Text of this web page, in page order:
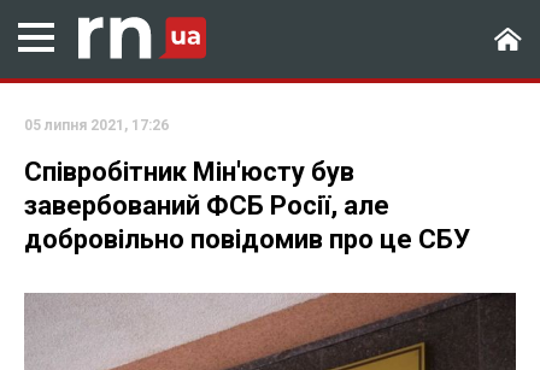
05 липня 2021, 17:26
Співробітник Мін'юсту був
завербований ФСБ Росії, але
добровільно повідомив про це СБУ